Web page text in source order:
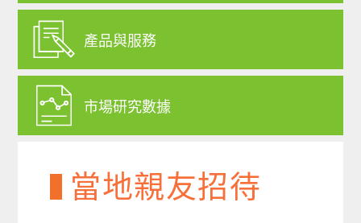
產品與服務
市場研究數據
當地親友招待